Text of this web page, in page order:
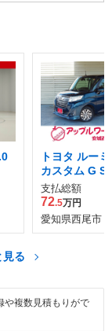
トヨタ ルー
カスタム G S
支払総額
72.5万円
愛知県西尾市
見る
や複数見積もりがで